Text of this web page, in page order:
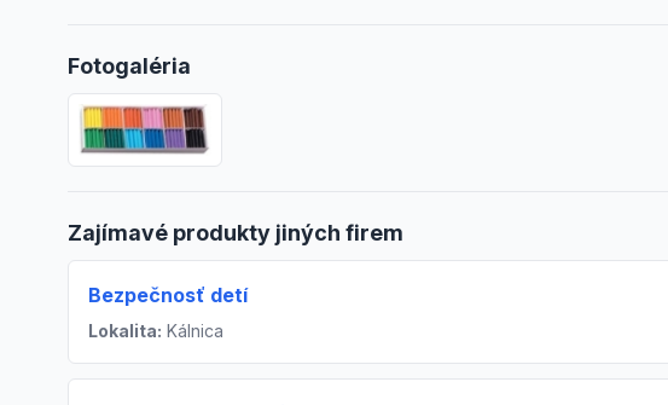
Fotogaléria
Zajímavé produkty jiných firem
Bezpečnosť detí
Lokalita: Kálnica